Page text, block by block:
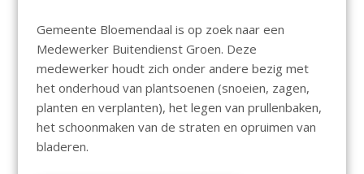
Gemeente Bloemendaal is op zoek naar een
Medewerker Buitendienst Groen. Deze
medewerker houdt zich onder andere bezig met
het onderhoud van plantsoenen (snoeien, zagen,
planten en verplanten), het legen van prullenbaken,
het schoonmaken van de straten en opruimen van
bladeren.